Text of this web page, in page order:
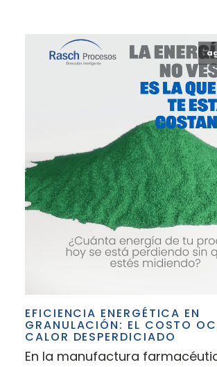
EFICIENCIA ENERGÉTICA EN
GRANULACIÓN: EL COSTO
CALOR DESPERDICIADO
En la manufactura